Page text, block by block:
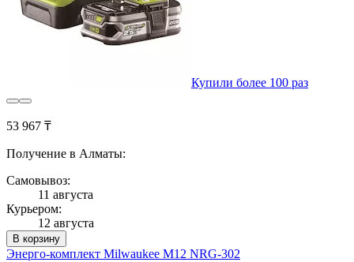
Купили более 100 раз
53 967 ₸
Получение в Алматы:
Самовывоз:
11 августа
Курьером:
12 августа
В корзину
Энерго-комплект Milwaukee M12 NRG-302